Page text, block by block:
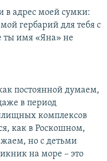
в адрес моей сумки:
гербарий для тебя с
ты имя «Яна» не
постоянной думаем,
в период
комплексов
как в Роскошном,
но с детьми
на море – это